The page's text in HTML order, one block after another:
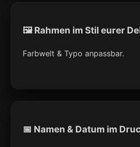
🖼 Rahmen im Stil eurer
Farbwelt & Typo anpassbar.
📅 Namen & Datum im